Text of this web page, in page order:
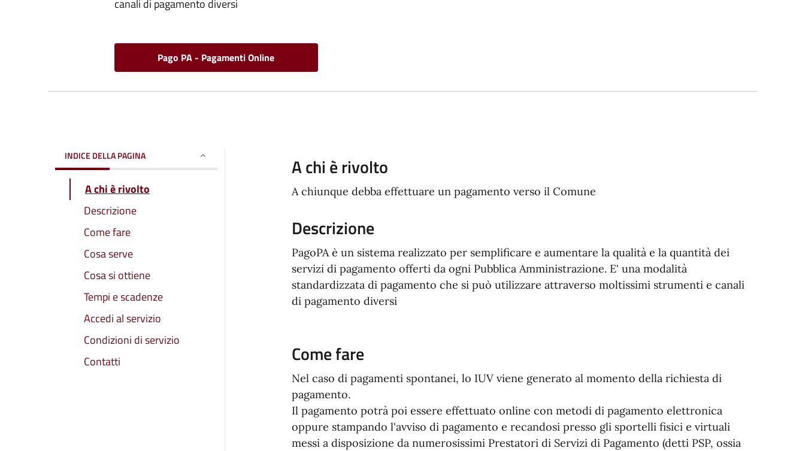
canali di pagamento diversi
Pago PA - Pagamenti Online
INDICE DELLA PAGINA
A chi è rivolto
Descrizione
Come fare
Cosa serve
Cosa si ottiene
Tempi e scadenze
Accedi al servizio
Condizioni di servizio
Contatti
A chi è rivolto
A chiunque debba effettuare un pagamento verso il Comune
Descrizione
PagoPA è un sistema realizzato per semplificare e aumentare la qualità e la quantità dei
servizi di pagamento offerti da ogni Pubblica Amministrazione. E' una modalità
standardizzata di pagamento che si può utilizzare attraverso moltissimi strumenti e canali
di pagamento diversi
Come fare
Nel caso di pagamenti spontanei, lo IUV viene generato al momento della richiesta di
pagamento.
Il pagamento potrà poi essere effettuato online con metodi di pagamento elettronica
oppure stampando l'avviso di pagamento e recandosi presso gli sportelli fisici e virtuali
messi a disposizione da numerosissimi Prestatori di Servizi di Pagamento (detti PSP, ossia